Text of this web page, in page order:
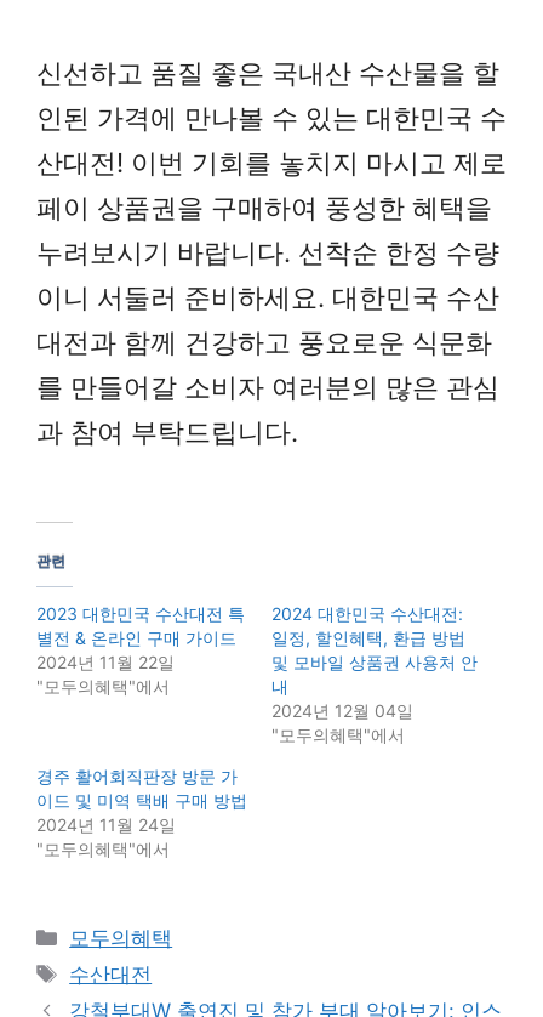
신선하고 품질 좋은 국내산 수산물을 할
인된 가격에 만나볼 수 있는 대한민국 수
산대전! 이번 기회를 놓치지 마시고 제로
페이 상품권을 구매하여 풍성한 혜택을
누려보시기 바랍니다. 선착순 한정 수량
이니 서둘러 준비하세요. 대한민국 수산
대전과 함께 건강하고 풍요로운 식문화
를 만들어갈 소비자 여러분의 많은 관심
과 참여 부탁드립니다.
관련
2023 대한민국 수산대전 특
별전 & 온라인 구매 가이드
2024년 11월 22일
"모두의혜택"에서
2024 대한민국 수산대전:
일정, 할인혜택, 환급 방법
및 모바일 상품권 사용처 안
내
2024년 12월 04일
"모두의혜택"에서
경주 활어회직판장 방문 가
이드 및 미역 택배 구매 방법
2024년 11월 24일
"모두의혜택"에서
Categories
모두의혜택
Tags
수산대전
강철부대W 출연진 및 참가 부대 알아보기: 인스